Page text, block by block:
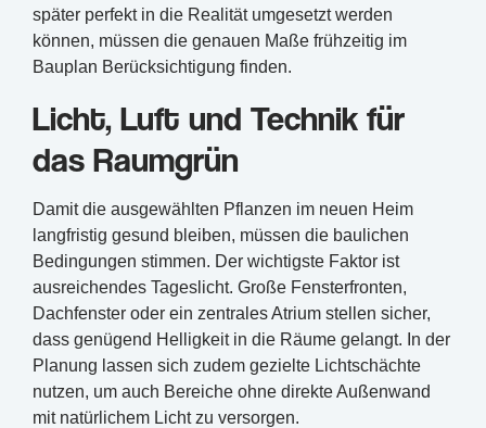
später perfekt in die Realität umgesetzt werden
können, müssen die genauen Maße frühzeitig im
Bauplan Berücksichtigung finden.
Licht, Luft und Technik für
das Raumgrün
Damit die ausgewählten Pflanzen im neuen Heim
langfristig gesund bleiben, müssen die baulichen
Bedingungen stimmen. Der wichtigste Faktor ist
ausreichendes Tageslicht. Große Fensterfronten,
Dachfenster oder ein zentrales Atrium stellen sicher,
dass genügend Helligkeit in die Räume gelangt. In der
Planung lassen sich zudem gezielte Lichtschächte
nutzen, um auch Bereiche ohne direkte Außenwand
mit natürlichem Licht zu versorgen.